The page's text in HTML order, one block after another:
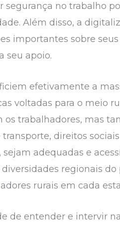
no trabalho
Além disso, a
importantes sobre
seu apoio.
efetivamente a
voltadas para o meio
trabalhadores, mas
direitos
adequadas e
regionais
rurais em cada
de entender e intervir